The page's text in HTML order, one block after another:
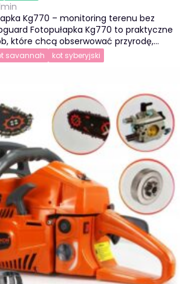
Kg770 – monitoring terenu bez
Fotopułapka Kg770 to praktyczne
które chcą obserwować przyrodę,…
savannah kot syberyjski